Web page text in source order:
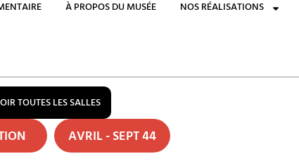
À PROPOS DU MUSÉE NOS RÉALISATIONS
TOUTES LES SALLES
AVRIL - SEPT 44